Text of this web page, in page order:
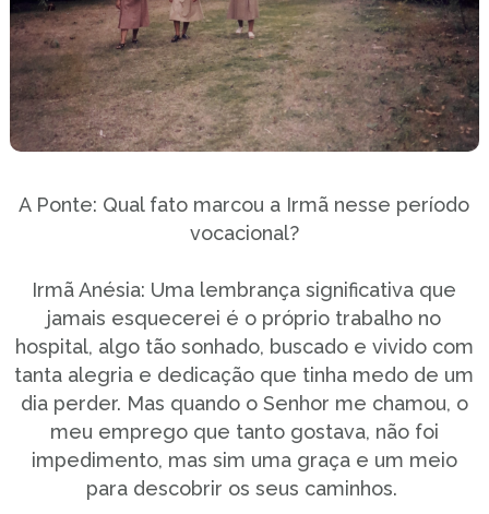
A Ponte: Qual fato marcou a Irmã nesse período
vocacional?
Irmã Anésia: Uma lembrança significativa que
jamais esquecerei é o próprio trabalho no
hospital, algo tão sonhado, buscado e vivido com
tanta alegria e dedicação que tinha medo de um
dia perder. Mas quando o Senhor me chamou, o
meu emprego que tanto gostava, não foi
impedimento, mas sim uma graça e um meio
para descobrir os seus caminhos.